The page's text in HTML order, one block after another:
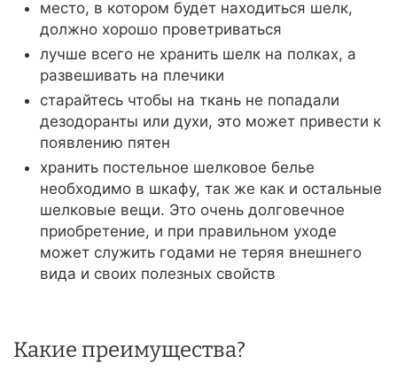
место, в котором будет находиться шелк,
должно хорошо проветриваться
лучше всего не хранить шелк на полках, а
развешивать на плечики
старайтесь чтобы на ткань не попадали
дезодоранты или духи, это может привести к
появлению пятен
хранить постельное шелковое белье
необходимо в шкафу, так же как и остальные
шелковые вещи. Это очень долговечное
приобретение, и при правильном уходе
может служить годами не теряя внешнего
вида и своих полезных свойств
Какие преимущества?